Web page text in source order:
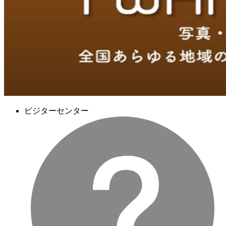
ビジターセンター